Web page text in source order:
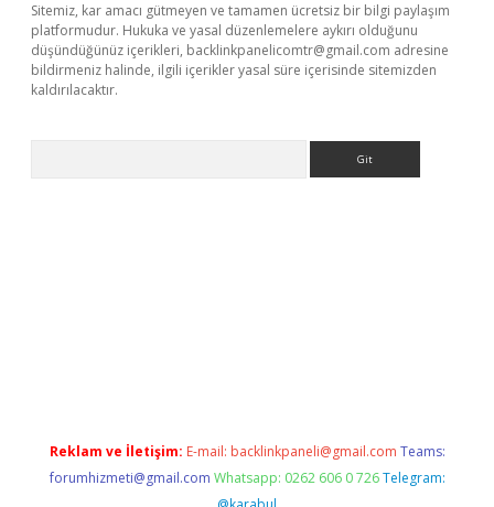
Sitemiz, kar amacı gütmeyen ve tamamen ücretsiz bir bilgi paylaşım
platformudur. Hukuka ve yasal düzenlemelere aykırı olduğunu
düşündüğünüz içerikleri, backlinkpanelicomtr@gmail.com adresine
bildirmeniz halinde, ilgili içerikler yasal süre içerisinde sitemizden
kaldırılacaktır.
Reklam ve İletişim: E-mail: backlinkpaneli@gmail.com Teams:
forumhizmeti@gmail.com Whatsapp: 0262 606 0 726 Telegram: